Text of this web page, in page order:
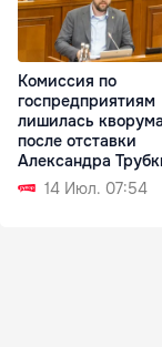
Комиссия по
госпредприятиям
лишилась кворума
после отставки
Александра
14 Июл. 07:54